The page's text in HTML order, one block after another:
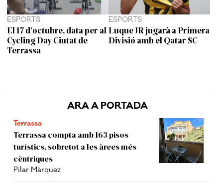
ARA A PORTADA
Terrassa
Terrassa compta amb 163 pisos
turístics, sobretot a les àrees més
cèntriques
Pilar Màrquez
ESPORTS
El 17 d’octubre, data per al
Cycling Day Ciutat de
Terrassa
ESPORTS
Luque JR jugarà a Primera
Divisió amb el Qatar SC